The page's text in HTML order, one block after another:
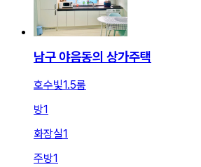
남구 야음동의 상가주택
호수빛1.5룸
방1
화장실1
주방1